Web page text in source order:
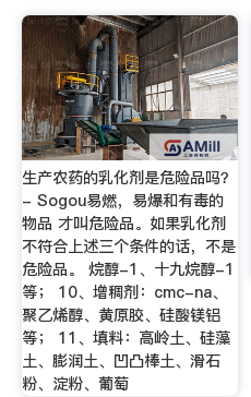
生产农药的乳化剂是危险品吗？
- Sogou易燃，易爆和有毒的
物品 才叫危险品。如果乳化剂
不符合上述三个条件的话，不是
危险品。 烷醇-1、十九烷醇-1
等； 10、增稠剂：cmc-na、
聚乙烯醇、黄原胶、硅酸镁铝
等； 11、填料：高岭土、硅藻
土、膨润土、凹凸棒土、滑石
粉、淀粉、葡萄